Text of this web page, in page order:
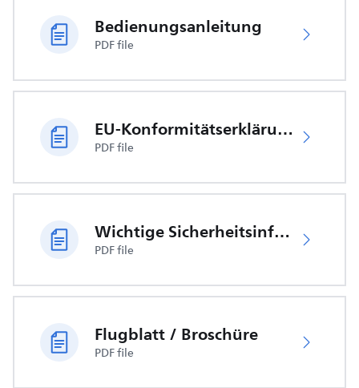
Bedienungsanleitung
PDF file
EU-Konformitätserklärung
PDF file
Wichtige Sicherheitsinformationen
PDF file
Flugblatt / Broschüre
PDF file